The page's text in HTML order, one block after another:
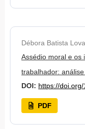
Débora Batista
Assédio moral e os
trabalhador:
DOI: https://
PDF